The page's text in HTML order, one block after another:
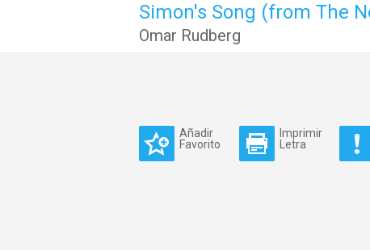
Simon's Song (from The
Omar Rudberg
Añadir
Favorito
Imprimir
Letra